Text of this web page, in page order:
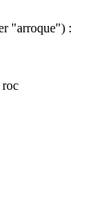
"arroque") :
roc